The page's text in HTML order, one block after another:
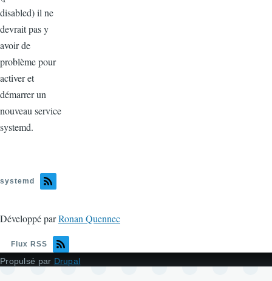
disabled) il ne
devrait pas y
avoir de
problème pour
activer et
démarrer un
nouveau service
systemd.
systemd
Développé parRonan Quennec
Flux RSS
Propulsé par Drupal